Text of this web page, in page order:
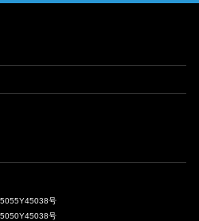
放題！ ジャンプルーキー！
号
号